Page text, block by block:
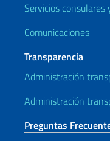
Servicios consulares
Comunicaciones
Transparencia
Administración
Administración
Preguntas